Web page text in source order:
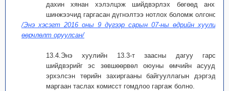
дахин хянан хэлэлцэж шийдвэрлэх бөгөөд анхны
шинжээчид гаргасан дүгнэлтээ нотлох боломж олгоно.
/Энэ хэсэгт 2016 оны 9 дүгээр сарын 07-ны өдрийн хуулиар
өөрчлөлт оруулсан/
13.4.Энэ хуулийн 13.3-т заасны дагуу гарсан
шийдвэрийг эс зөвшөөрвөл оюуны өмчийн асуудал
эрхэлсэн төрийн захиргааны байгууллагын дэргэдэх
маргаан таслах комисст гомдлоо гаргаж болно.